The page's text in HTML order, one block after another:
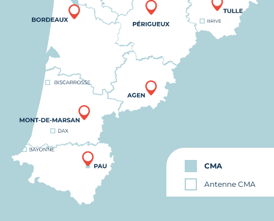
CMA
Antenne CMA